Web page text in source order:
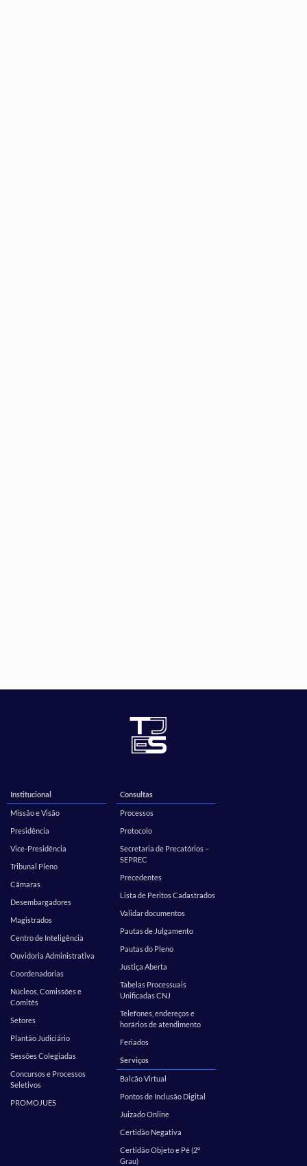
Institucional
Missão e Visão
Presidência
Vice-Presidência
Tribunal Pleno
Câmaras
Desembargadores
Magistrados
Centro de Inteligência
Ouvidoria Administrativa
Coordenadorias
Núcleos, Comissões e
Comitês
Setores
Plantão Judiciário
Sessões Colegiadas
Concursos e Processos
Seletivos
PROMOJUES
Consultas
Processos
Protocolo
Secretaria de Precatórios –
SEPREC
Precedentes
Lista de Peritos Cadastrados
Validar documentos
Pautas de Julgamento
Pautas do Pleno
Justiça Aberta
Tabelas Processuais
Unificadas CNJ
Telefones, endereços e
horários de atendimento
Feriados
Serviços
Balcão Virtual
Pontos de Inclusão Digital
Juizado Online
Certidão Negativa
Certidão Objeto e Pé (2º
Grau)